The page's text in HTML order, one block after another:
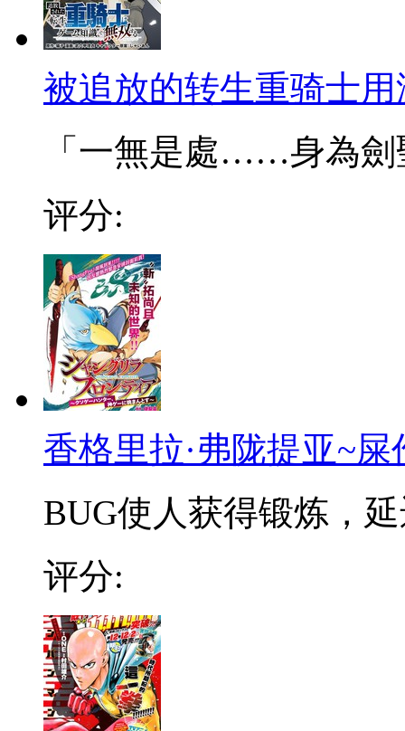
被追放的转生重骑士
「一無是處……身為劍
评分:
香格里拉·弗陇提亚~
BUG使人获得锻炼，
评分: